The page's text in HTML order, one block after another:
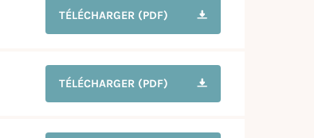
TÉLÉCHARGER (PDF)
TÉLÉCHARGER (PDF)